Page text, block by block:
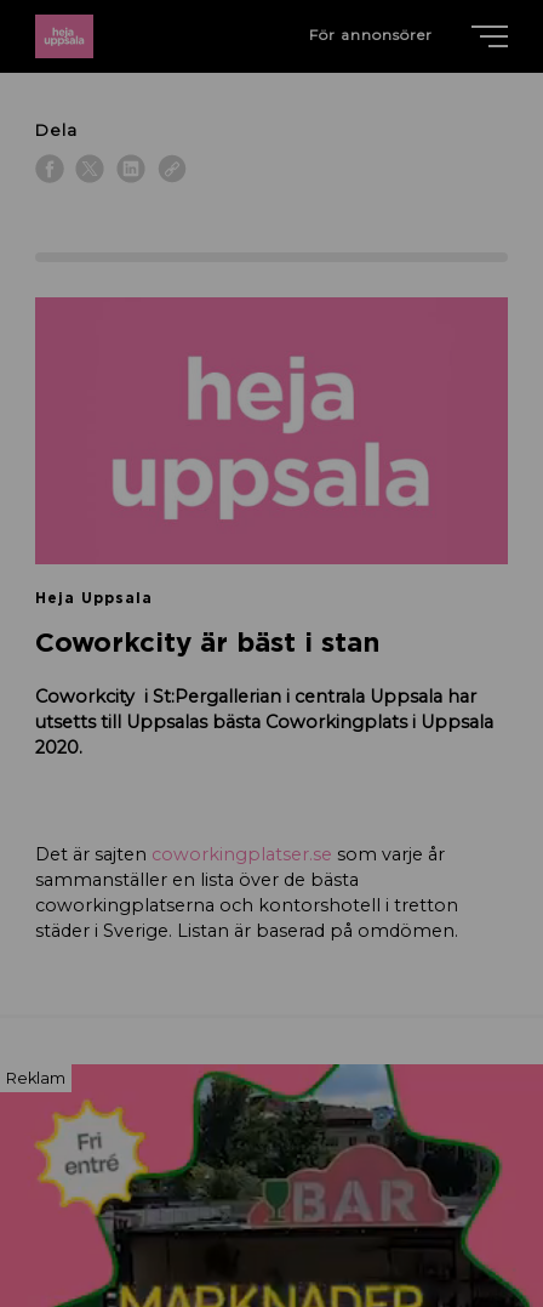
För annonsörer
Dela
Heja Uppsala
Coworkcity är bäst i stan
Coworkcity i St:Pergallerian i centrala Uppsala har
utsetts till Uppsalas bästa Coworkingplats i Uppsala
2020.
Det är sajten coworkingplatser.se som varje år
sammanställer en lista över de bästa
coworkingplatserna och kontorshotell i tretton
städer i Sverige. Listan är baserad på omdömen.
Reklam